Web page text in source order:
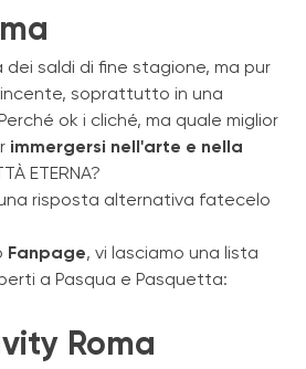
saldi di fine stagione, ma pur
soprattutto in una
ok i cliché, ma quale miglior
immergersi nell'arte e nella
ETERNA?
risposta alternativa fatecelo
Fanpage, vi lasciamo una lista
a Pasqua e Pasquetta:
Roma